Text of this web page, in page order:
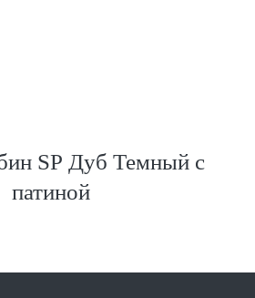
SP Дуб Темный с
патиной